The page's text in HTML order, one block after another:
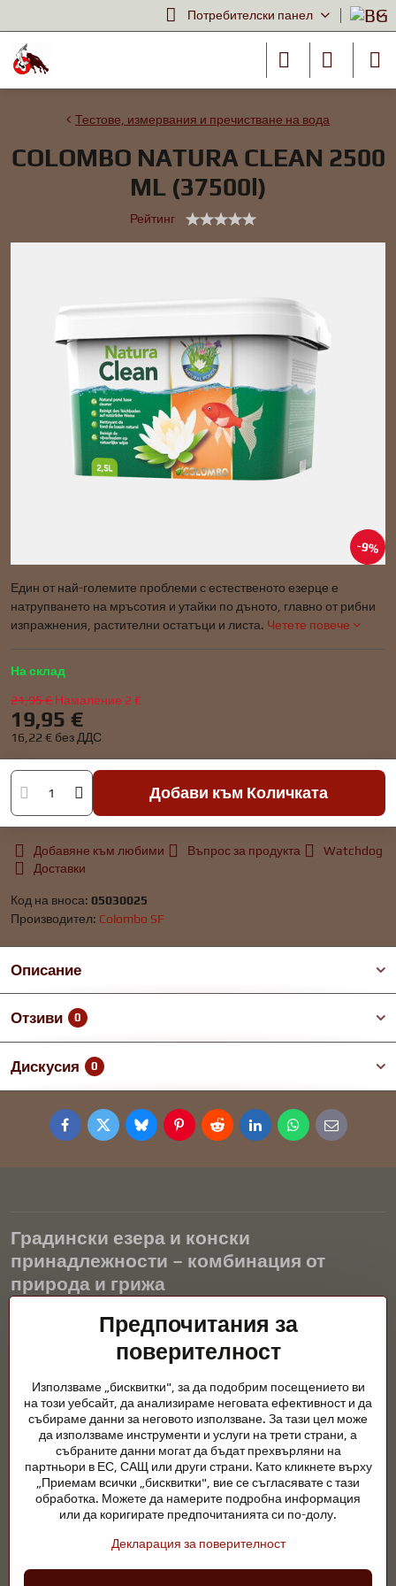
Потребителски панел
9%
Тестове, измервания и пречистване на вода
COLOMBO NATURA CLEAN 2500
ML (37500l)
Рейтинг
Един от най-големите проблеми с естественото езерце е
натрупването на мръсотия и утайки по дъното, главно от рибни
изпражнения, растителни остатъци и листа. Четете повече
На склад
21,95 € Намаление 2 €
19,95 €
16,22 € без ДДС
Добави към Количката
Добавяне към любими Въпрос за продукта
Watchdog
Доставки
Код на вноса: 05030025
Производител: Colombo SF
Описание
Отзиви 0
Дискусия 0
FacebookTwitterBlueskyPinterestRedditLinkedInWhatsApp
E-
mail
Градински езера и конски
принадлежности – комбинация от
природа и грижа
Градинските езера са красиво допълнение към всеки екстериор
и създават хармонична среда за релаксация и живот на водните
животни. Правилната технология, филтрацията и редовната
през цялата година. Също толкова важна е грижата за
животните, които са част от нашия живот.
Конете се нуждаят от висококачествени конски принадлежности,
правилно хранене и отговорни грижи, за да бъдат здрави, силни
и доволни. Независимо дали става въпрос за екипировка за
ездачи, развъдчици или любители на природата, целта е да се
създаде среда, която подкрепя естествения баланс,
Предпочитания за
поверителност
Използваме „бисквитки", за да подобрим посещението ви
на този уебсайт, да анализираме неговата ефективност и да
събираме данни за неговото използване. За тази цел може
да използваме инструменти и услуги на трети страни, а
събраните данни могат да бъдат прехвърляни на
партньори в ЕС, САЩ или други страни. Като кликнете върху
„Приемам всички „бисквитки", вие се съгласявате с тази
обработка. Можете да намерите подробна информация
или да коригирате предпочитанията си по-долу.
Декларация за поверителност